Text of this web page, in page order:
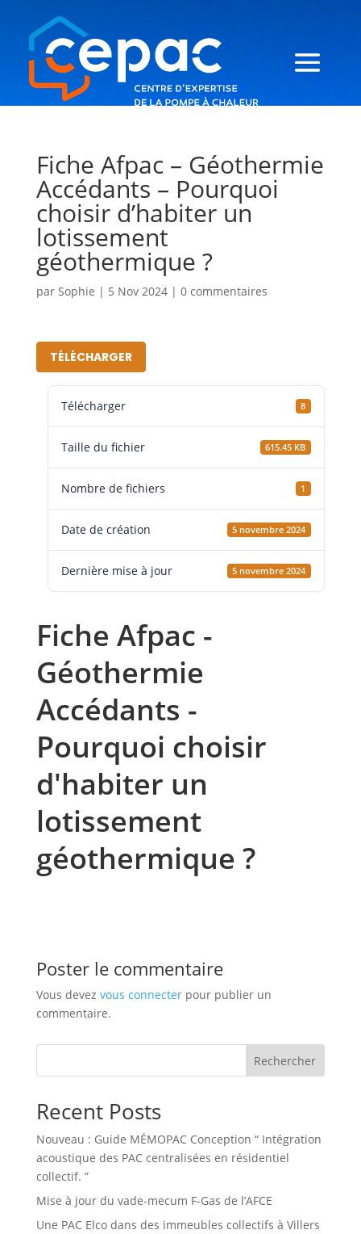
Fiche Afpac – Géothermie
Accédants – Pourquoi
choisir d’habiter un
lotissement
géothermique ?
par Sophie | 5 Nov 2024| 0 commentaires
TÉLÉCHARGER
Télécharger 8
Taille du fichier 615.45 KB
Nombre de fichiers 1
Date de création 5 novembre 2024
Dernière mise à jour 5 novembre 2024
Fiche Afpac -
Géothermie
Accédants -
Pourquoi choisir
d'habiter un
lotissement
géothermique ?
Poster le commentaire
Vous devez vous connecterpour publier un
commentaire.
Rechercher
Recent Posts
Nouveau : Guide MÉMOPAC Conception “ Intégration
acoustique des PAC centralisées en résidentiel
collectif. ”
Mise à jour du vade-mecum F-Gas de l’AFCE
Une PAC Elco dans des immeubles collectifs à Villers